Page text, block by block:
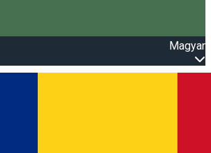
Magyar